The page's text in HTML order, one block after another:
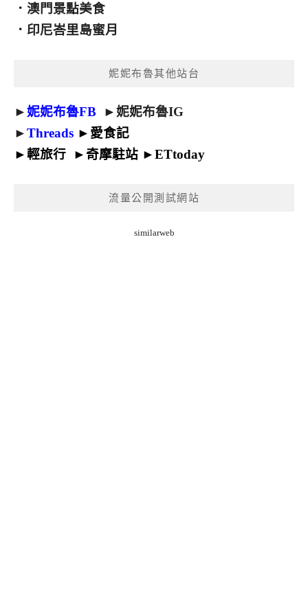
． 澳門景點美食
． 印尼峇里島蜜月
妮妮布魯其他站台
►妮妮布魯FB ►妮妮布魯IG
►Threads ► 愛食記
►輕旅行 ► 奇摩駐站 ►ETtoday
流量公開測試網站
similarweb